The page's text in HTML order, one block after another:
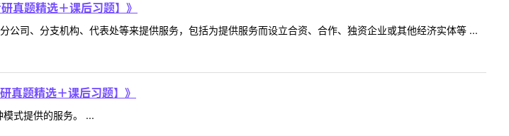
真题精选＋课后习题】》
公司、分支机构、代表处等来提供服务，包括为提供服务而设立合资、合作、独资企业或其他经济实体等 ...
真题精选＋课后习题】》
式提供的服务。 ...